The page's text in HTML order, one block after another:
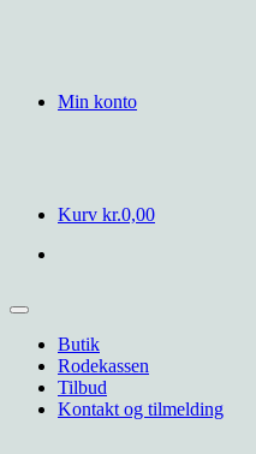
Min konto
Kurv kr.0,00
Butik
Rodekassen
Tilbud
Kontakt og tilmelding